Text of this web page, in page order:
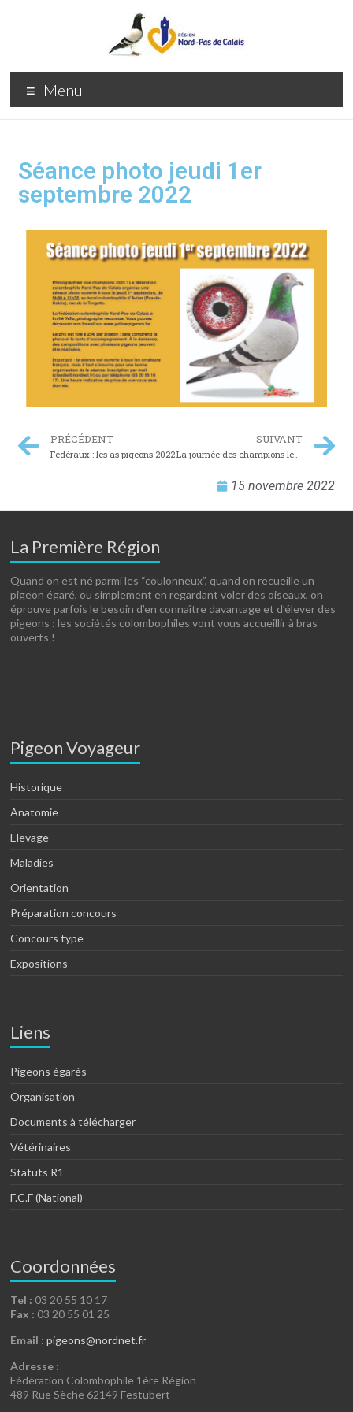
Menu
Séance photo jeudi 1er
septembre 2022
PRÉCÉDENT
Fédéraux : les as pigeons 2022
SUIVANT
15 novembre 2022
La Première Région
Quand on est né parmi les “coulonneux”, quand on recueille un
pigeon égaré, ou simplement en regardant voler des oiseaux, on
éprouve parfois le besoin d’en connaître davantage et d’élever des
pigeons : les sociétés colombophiles vont vous accueillir à bras
ouverts !
Pigeon Voyageur
Historique
Anatomie
Elevage
Maladies
Orientation
Préparation concours
Concours type
Expositions
Liens
Pigeons égarés
Organisation
Documents à télécharger
Vétérinaires
Statuts R1
F.C.F (National)
Coordonnées
Tel : 03 20 55 10 17
Fax : 03 20 55 01 25
Email : pigeons@nordnet.fr
Adresse :
Fédération Colombophile 1ère Région
489 Rue Sèche 62149 Festubert